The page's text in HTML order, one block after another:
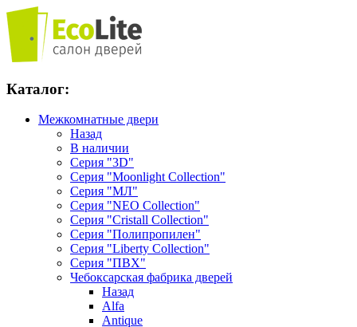
Каталог:
Межкомнатные двери
Назад
В наличии
Серия "3D"
Серия "Moonlight Collection"
Серия "МЛ"
Серия "NEO Collection"
Серия "Cristall Collection"
Серия "Полипропилен"
Серия "Liberty Collection"
Серия "ПВХ"
Чебоксарская фабрика дверей
Назад
Alfa
Antique